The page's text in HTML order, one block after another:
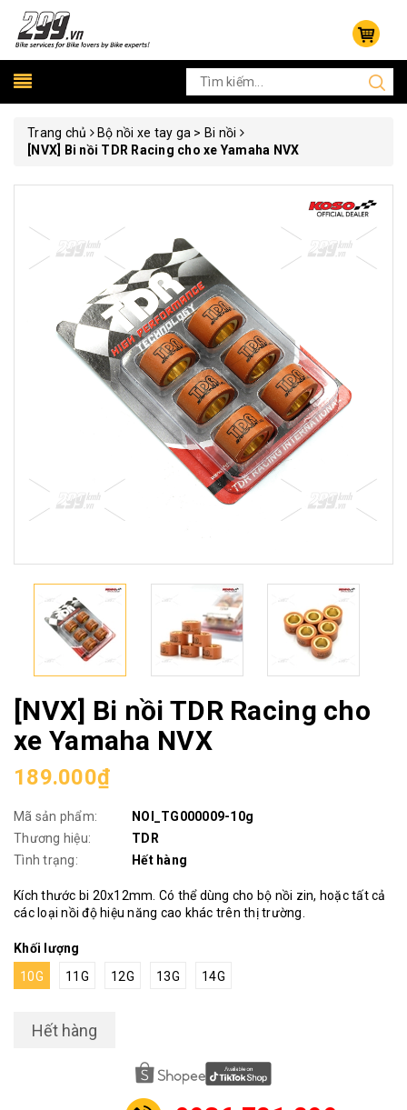
Trang chủ
Bộ nồi xe tay ga > Bi nồi
[NVX] Bi nồi TDR Racing cho xe Yamaha NVX
[NVX] Bi nồi TDR Racing cho
xe Yamaha NVX
189.000₫
Mã sản phẩm:
NOI_TG000009-10g
Thương hiệu:
TDR
Tình trạng:
Hết hàng
Kích thước bi 20x12mm. Có thể dùng cho bộ nồi zin, hoặc tất cả
các loại nồi độ hiệu năng cao khác trên thị trường.
Khối lượng
10G
11G 12G 13G 14G
Hết hàng